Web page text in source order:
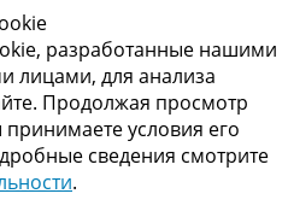
разработанные нашими
лицами, для анализа
Продолжая просмотр
условия его
сведения смотрите
.